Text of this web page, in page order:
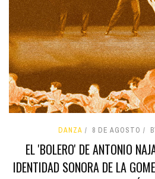
DANZA 8 DE AGOSTO
EL 'BOLERO' DE ANTONIO
IDENTIDAD SONORA DE LA